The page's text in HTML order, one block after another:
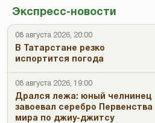
Экспресс-новости
08 августа 2026, 20:00
В Татарстане резко
испортится погода
08 августа 2026, 19:00
Дрался лежа: юный челнинец
завоевал серебро Первенства
мира по джиу-джитсу